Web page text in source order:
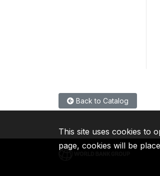
Back to Catalog
This site uses cookies to
page, cookies will be